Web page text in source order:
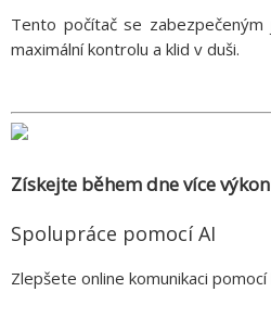
Tento počítač se
maximální kontrolu a klid v duši.
Získejte během dne více
Spolupráce pomocí AI
Zlepšete online komunikaci